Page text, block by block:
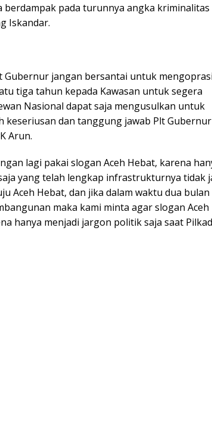
berdampak pada turunnya angka kriminalitas
Iskandar.
Gubernur jangan bersantai untuk
tiga tahun kepada Kawasan untuk segera
Nasional dapat saja mengusulkan untuk
keseriusan dan tanggung jawab Plt Gubernur
Arun.
lagi pakai slogan Aceh Hebat, karena
yang telah lengkap infrastrukturnya tidak
Aceh Hebat, dan jika dalam waktu dua bulan
maka kami minta agar slogan Aceh
hanya menjadi jargon politik saja saat